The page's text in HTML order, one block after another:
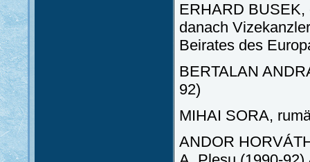
ERHARD BUSEK,
danach
Beirates des
BERTALAN
92)
MIHAI SORA,
ANDOR